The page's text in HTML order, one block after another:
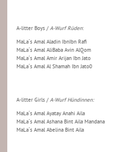
A-litter Boys / A-Wurf Rüden:
MaLa´s Amal Aladin IbnIbn Rafi
MaLa´s Amal AliBaba Avin AlQom
MaLa´s Amal Amir Arijan Ibn Jato
MaLa´s Amal Al Shamah Ibn Jato0
A-litter Girls / A-Wurf Hündinnen:
MaLa´s Amal Ayatay Anahi Aila
MaLa´s Amal Ashana Bint Aila Mandana
MaLa´s Amal Abelina Bint Aila